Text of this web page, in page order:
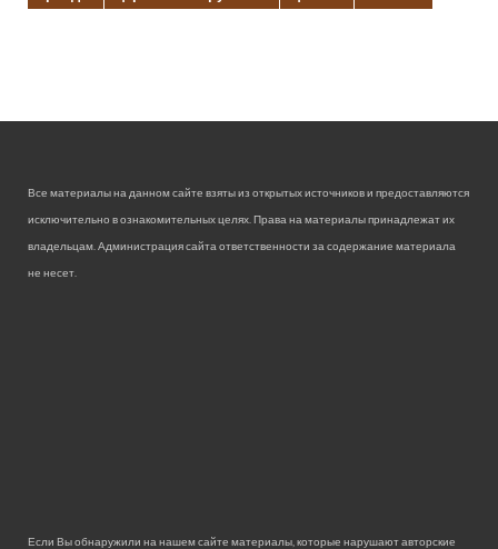
Все материалы на данном сайте взяты из открытых источников и предоставляются
исключительно в ознакомительных целях. Права на материалы принадлежат их
владельцам. Администрация сайта ответственности за содержание материала
не несет.
Если Вы обнаружили на нашем сайте материалы, которые нарушают авторские